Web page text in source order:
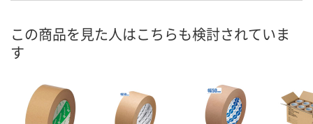
8月10日（月）
カゴへ カゴへ カ
この商品を見た人はこちらも検討されていま
す